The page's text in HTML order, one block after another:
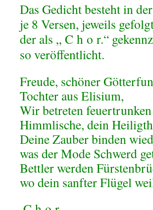
Das Gedicht besteht in
je 8 Versen, jeweils
der als „ C h o r.“
so veröffentlicht.
Freude, schöner
Tochter aus Elisium,
Wir betreten feuertrunken
Himmlische, dein
Deine Zauber binden
was der Mode Schwerd
Bettler werden
wo dein sanfter Flügel